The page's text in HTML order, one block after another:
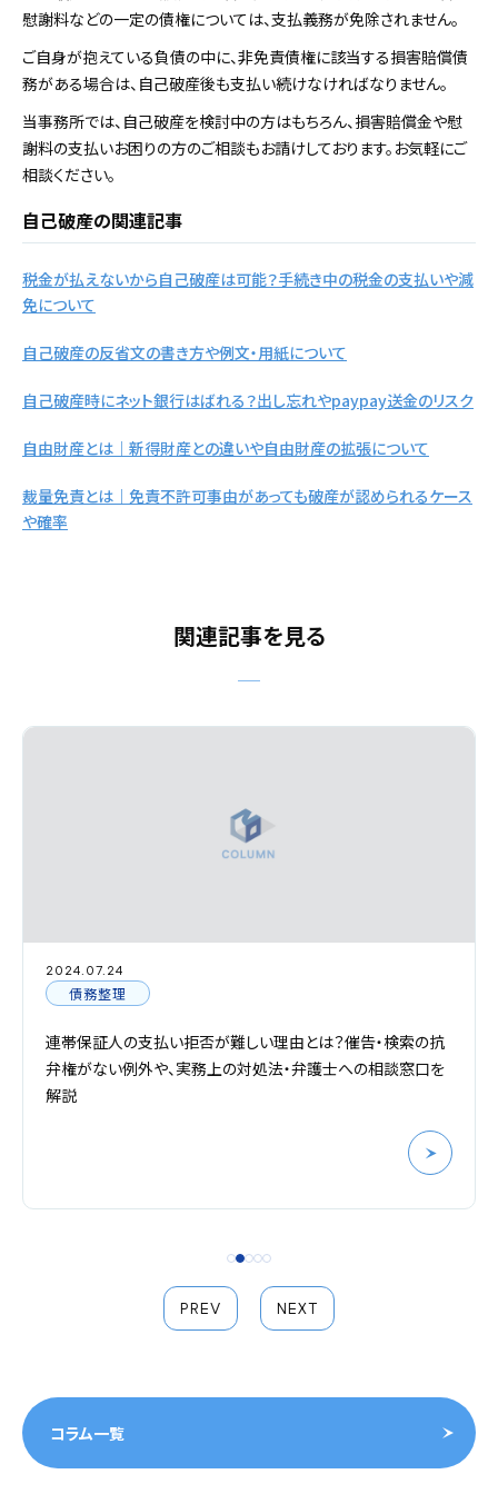
慰謝料などの一定の債権については、支払義務が免除されません。
ご自身が抱えている負債の中に、非免責債権に該当する損害賠償債
務がある場合は、自己破産後も支払い続けなければなりません。
当事務所では、自己破産を検討中の方はもちろん、損害賠償金や慰
謝料の支払いお困りの方のご相談もお請けしております。お気軽にご
相談ください。
自己破産の関連記事
税金が払えないから自己破産は可能？手続き中の税金の支払いや減
免について
自己破産の反省文の書き方や例文・用紙について
自己破産時にネット銀行はばれる？出し忘れやpaypay送金のリスク
自由財産とは｜新得財産との違いや自由財産の拡張について
裁量免責とは｜免責不許可事由があっても破産が認められるケース
や確率
関連記事を見る
2024.07.24
債務整理
連帯保証人の支払い拒否が難しい理由とは？催告・検索の抗
弁権がない例外や、実務上の対処法・弁護士への相談窓口を
解説
PREV NEXT
コラム一覧